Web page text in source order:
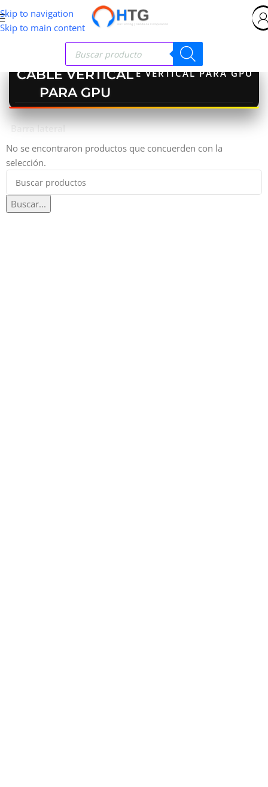
Skip to navigation
Skip to main content
CABLE VERTICAL
PARA GPU
Inicio>CABLE VERTICAL PARA GPU
Barra lateral
No se encontraron productos que concuerden con la
selección.
Buscar...